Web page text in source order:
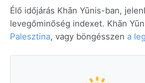
Élő időjárás Khān Yūnis-ban,
levegőminőség indexet. Khān
Palesztina, vagy böngésszen a